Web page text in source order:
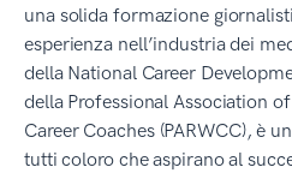
una solida formazione
esperienza nell’industria dei
della National Career
della Professional Association
Career Coaches (PARWCC), è
tutti coloro che aspirano al